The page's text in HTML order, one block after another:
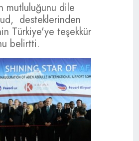
mutluluğunu dile
desteklerinden
Türkiye'ye teşekkür
belirtti.